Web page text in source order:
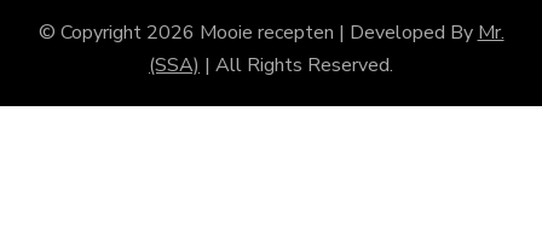
© Copyright 2026 Mooie recepten | Developed By Mr.
(SSA) | All Rights Reserved.